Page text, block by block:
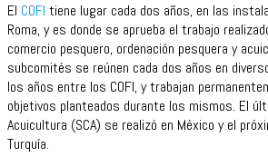
El COFI tiene lugar cada dos años, en las
Roma, y es donde se aprueba el trabajo
comercio pesquero, ordenación pesquera y
subcomités se reúnen cada dos años en
los años entre los COFI, y trabajan
objetivos planteados durante los mismos. El
Acuicultura (SCA) se realizó en México y el
Turquía.